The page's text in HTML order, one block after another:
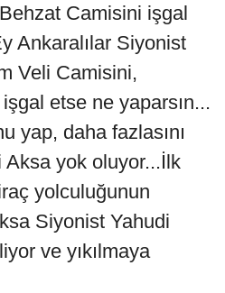
Camisini işgal
Ankaralılar Siyonist
Veli Camisini,
etse ne yaparsın...
yap, daha fazlasını
yok oluyor...İlk
yolculuğunun
Siyonist Yahudi
ve yıkılmaya